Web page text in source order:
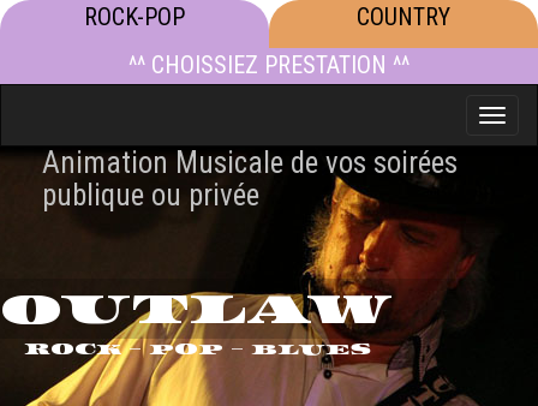
ROCK-POP
COUNTRY
^^ CHOISSIEZ PRESTATION ^^
Toggle
Animation Musicale de vos soirées
publique ou privée
OUTLAW
ROCK - POP - BLUES